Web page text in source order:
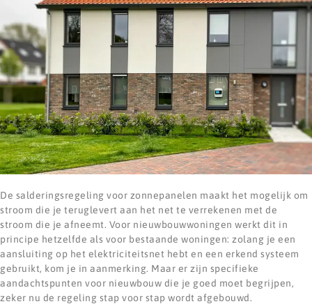
De salderingsregeling voor zonnepanelen maakt het mogelijk om
stroom die je teruglevert aan het net te verrekenen met de
stroom die je afneemt. Voor nieuwbouwwoningen werkt dit in
principe hetzelfde als voor bestaande woningen: zolang je een
aansluiting op het elektriciteitsnet hebt en een erkend systeem
gebruikt, kom je in aanmerking. Maar er zijn specifieke
aandachtspunten voor nieuwbouw die je goed moet begrijpen,
zeker nu de regeling stap voor stap wordt afgebouwd.